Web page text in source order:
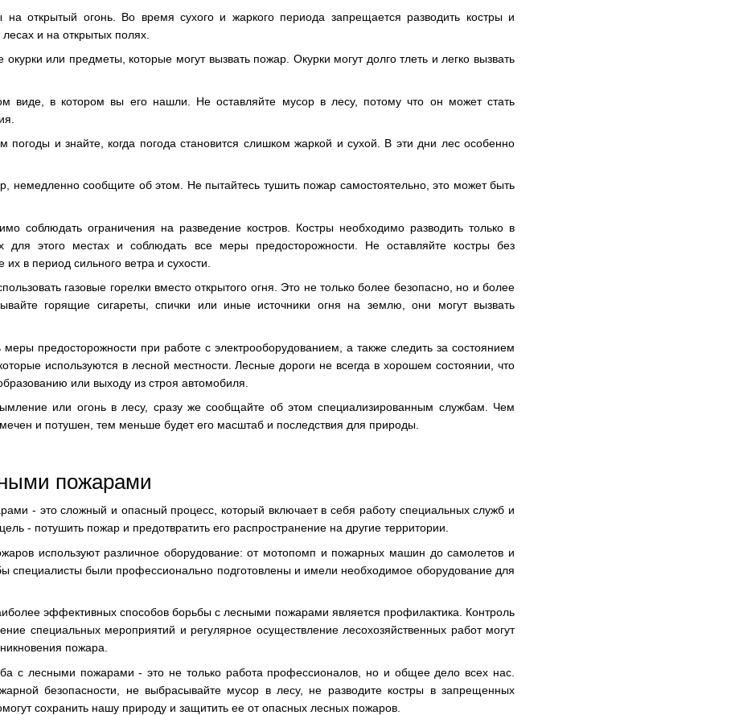
на открытый огонь. Во время сухого и жаркого периода запрещается разводить костры и
лесах и на открытых полях.
или предметы, которые могут вызвать пожар. Окурки могут долго тлеть и легко вызвать
виде, в котором вы его нашли. Не оставляйте мусор в лесу, потому что он может стать
погоды и знайте, когда погода становится слишком жаркой и сухой. В эти дни лес особенно
немедленно сообщите об этом. Не пытайтесь тушить пожар самостоятельно, это может быть
соблюдать ограничения на разведение костров. Костры необходимо разводить только в
для этого местах и соблюдать все меры предосторожности. Не оставляйте костры без
в период сильного ветра и сухости.
газовые горелки вместо открытого огня. Это не только более безопасно, но и более
горящие сигареты, спички или иные источники огня на землю, они могут вызвать
предосторожности при работе с электрооборудованием, а также следить за состоянием
используются в лесной местности. Лесные дороги не всегда в хорошем состоянии, что
или выходу из строя автомобиля.
или огонь в лесу, сразу же сообщайте об этом специализированным службам. Чем
и потушен, тем меньше будет его масштаб и последствия для природы.
пожарами
- это сложный и опасный процесс, который включает в себя работу специальных служб и
- потушить пожар и предотвратить его распространение на другие территории.
используют различное оборудование: от мотопомп и пожарных машин до самолетов и
специалисты были профессионально подготовлены и имели необходимое оборудование для
эффективных способов борьбы с лесными пожарами является профилактика. Контроль
специальных мероприятий и регулярное осуществление лесохозяйственных работ могут
пожара.
с лесными пожарами - это не только работа профессионалов, но и общее дело всех нас.
безопасности, не выбрасывайте мусор в лесу, не разводите костры в запрещенных
сохранить нашу природу и защитить ее от опасных лесных пожаров.